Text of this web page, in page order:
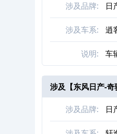
涉及品牌: 日
涉及车系: 逍
说明: 车
涉及【东风日产-
涉及品牌: 日